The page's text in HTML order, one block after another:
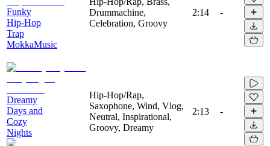
Funky
Hip-Hop
Trap
MokkaMusic
Drummachine,
Celebration, Groovy
2:14 -
Dreamy
Days and
Cozy
Nights
Hip-Hop/Rap,
Saxophone, Wind, Vlog,
Neutral, Inspirational,
Groovy, Dreamy
2:13 -